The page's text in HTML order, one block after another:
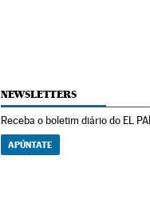
NEWSLETTERS
Receba o boletim diário do EL
APÚNTATE